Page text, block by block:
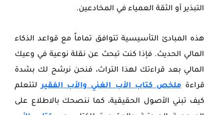
التبذير أو الثقة العمياء في المخادعين.
هذه المبادئ التأسيسية تتوافق تماماً مع قواعد الذكاء
المالي الحديث. فإذا كنت تبحث عن نقلة نوعية في وعيك
المالي بعد قراءتك لهذا التراث، فنحن نرشح لك بشدة
قراءةملخص كتاب الأب الغني والأب الفقيرلتتعلم
كيف تبني الأصول الحقيقية، كما ننصحك بالاطلاع على